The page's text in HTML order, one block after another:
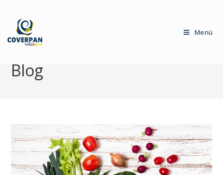
Menü
Blog